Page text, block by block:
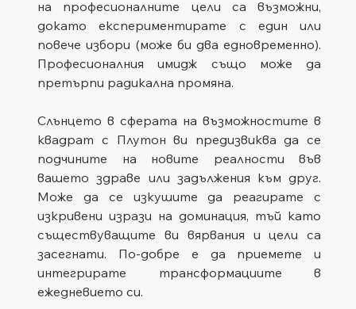
на професионалните цели са възможни,
докато експериментирате с един или
повече избори (може би два едновременно).
Професионалния имидж също може да
претърпи радикална промяна.
Слънцето в сферата на възможностите в
квадрат с Плутон ви предизвиква да се
подчините на новите реалности във
вашето здраве или задължения към друг.
Може да се изкушите да реагирате с
изкривени изрази на доминация, тъй като
съществуващите ви вярвания и цели са
засегнати. По-добре е да приемете и
интегрирате трансформациите в
ежедневието си.